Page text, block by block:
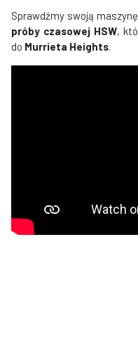
Sprawdźmy swoją
próby czasowej HSW,
do Murrieta Heights